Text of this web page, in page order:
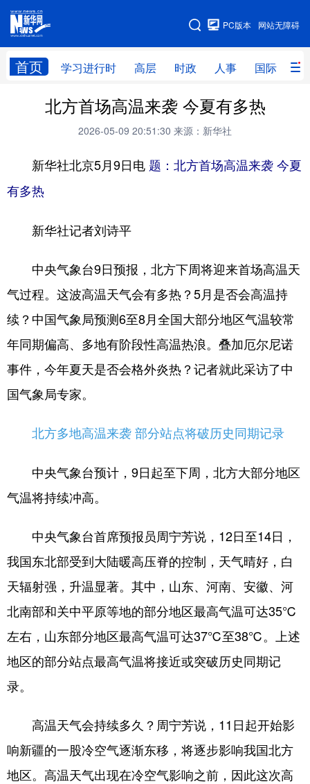
网站无障碍
PC版本
首页 学习进行时 高层 时政 人事 国际 财
网站地图
学习进行时 高层 时政 人事
财经 网评
台湾 思客智库 全球连线 教育
科技
法律 中央文件 金融 汽车
学术中国 乡村振兴 银龄 溯源中国
城市 旅游 能源 会展
彩票
公益 一带一路 亚太网 上市公司
地方频道
北京 天津 河北 山西
辽宁 吉林 上海 江苏
浙江 安徽 福建 江西
广东 广西 海南 重庆
新疆 内蒙古 黑龙江
北方首场高温来袭 今夏有多热
2026-05-09 20:51:30 来源：新华社
新华社北京5月9日电 题：北方首场高温来袭 今夏
有多热
新华社记者刘诗平
中央气象台9日预报，北方下周将迎来首场高温天
气过程。这波高温天气会有多热？5月是否会高温持
续？中国气象局预测6至8月全国大部分地区气温较常
年同期偏高、多地有阶段性高温热浪。叠加厄尔尼诺
事件，今年夏天是否会格外炎热？记者就此采访了中
国气象局专家。
北方多地高温来袭 部分站点将破历史同期记录
中央气象台预计，9日起至下周，北方大部分地区
气温将持续冲高。
中央气象台首席预报员周宁芳说，12日至14日，
我国东北部受到大陆暖高压脊的控制，天气晴好，白
天辐射强，升温显著。其中，山东、河南、安徽、河
北南部和关中平原等地的部分地区最高气温可达35℃
左右，山东部分地区最高气温可达37℃至38℃。上述
地区的部分站点最高气温将接近或突破历史同期记
录。
高温天气会持续多久？周宁芳说，11日起开始影
响新疆的一股冷空气逐渐东移，将逐步影响我国北方
地区。高温天气出现在冷空气影响之前，因此这次高